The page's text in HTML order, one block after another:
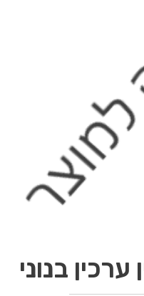
בנוני